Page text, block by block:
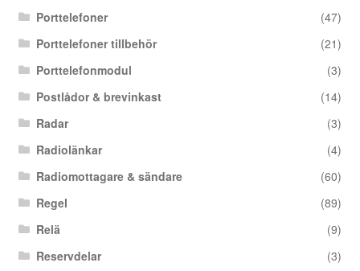
Porttelefoner
(47)
Porttelefoner tillbehör
(21)
Porttelefonmodul
(3)
Postlådor & brevinkast
(14)
Radar
(3)
Radiolänkar
(4)
Radiomottagare & sändare
(60)
Regel
(89)
Relä
(9)
Reservdelar
(3)